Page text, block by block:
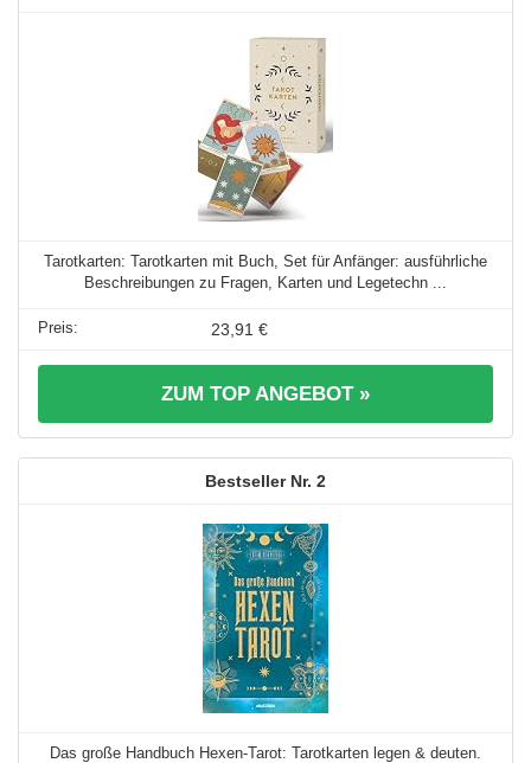
Tarotkarten: Tarotkarten mit Buch, Set für Anfänger: ausführliche
Beschreibungen zu Fragen, Karten und Legetechn ...
23,91 €
ZUM TOP ANGEBOT »
2
Das große Handbuch Hexen-Tarot: Tarotkarten legen & deuten.